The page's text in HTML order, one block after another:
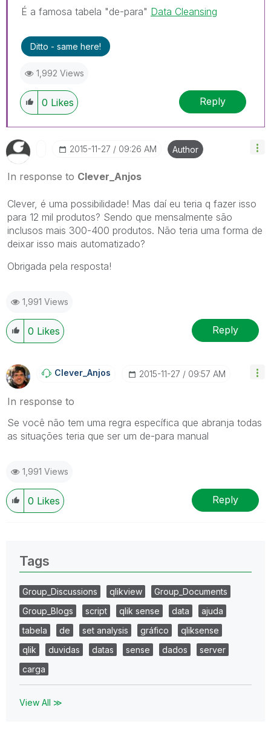
É a famosa tabela "de-para" Data Cleansing
Ditto - same here!
1,992 Views
0 Likes Reply
‎2015-11-27 09:26 AM Author
In response to Clever_Anjos
Clever, é uma possibilidade! Mas daí eu teria q fazer isso
para 12 mil produtos? Sendo que mensalmente são
inclusos mais 300-400 produtos. Não teria uma forma de
deixar isso mais automatizado?
Obrigada pela resposta!
1,991 Views
0 Likes Reply
Clever_Anjos ‎2015-11-27 09:57 AM
In response to
Se você não tem uma regra específica que abranja todas
as situações teria que ser um de-para manual
1,991 Views
0 Likes Reply
Tags
Group_Discussions qlikview
Group_Documents
Group_Blogs
script qlik sense data
ajuda
tabela
de set analysis gráfico
qliksense
qlik
duvidas datas sense dados
server
carga
View All ≫